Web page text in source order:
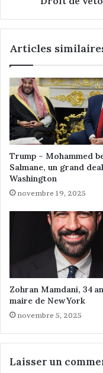
a
a
n
e
n
c
é
e
r
Articles
Trump – Mohammed
Salmane, un grand
Washington
novembre 19, 2025
Zohran Mamdani, 34
maire de New York
novembre 5, 2025
Laisser un